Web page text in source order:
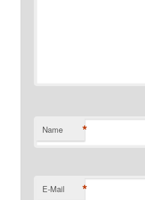
Name *
E-Mail *